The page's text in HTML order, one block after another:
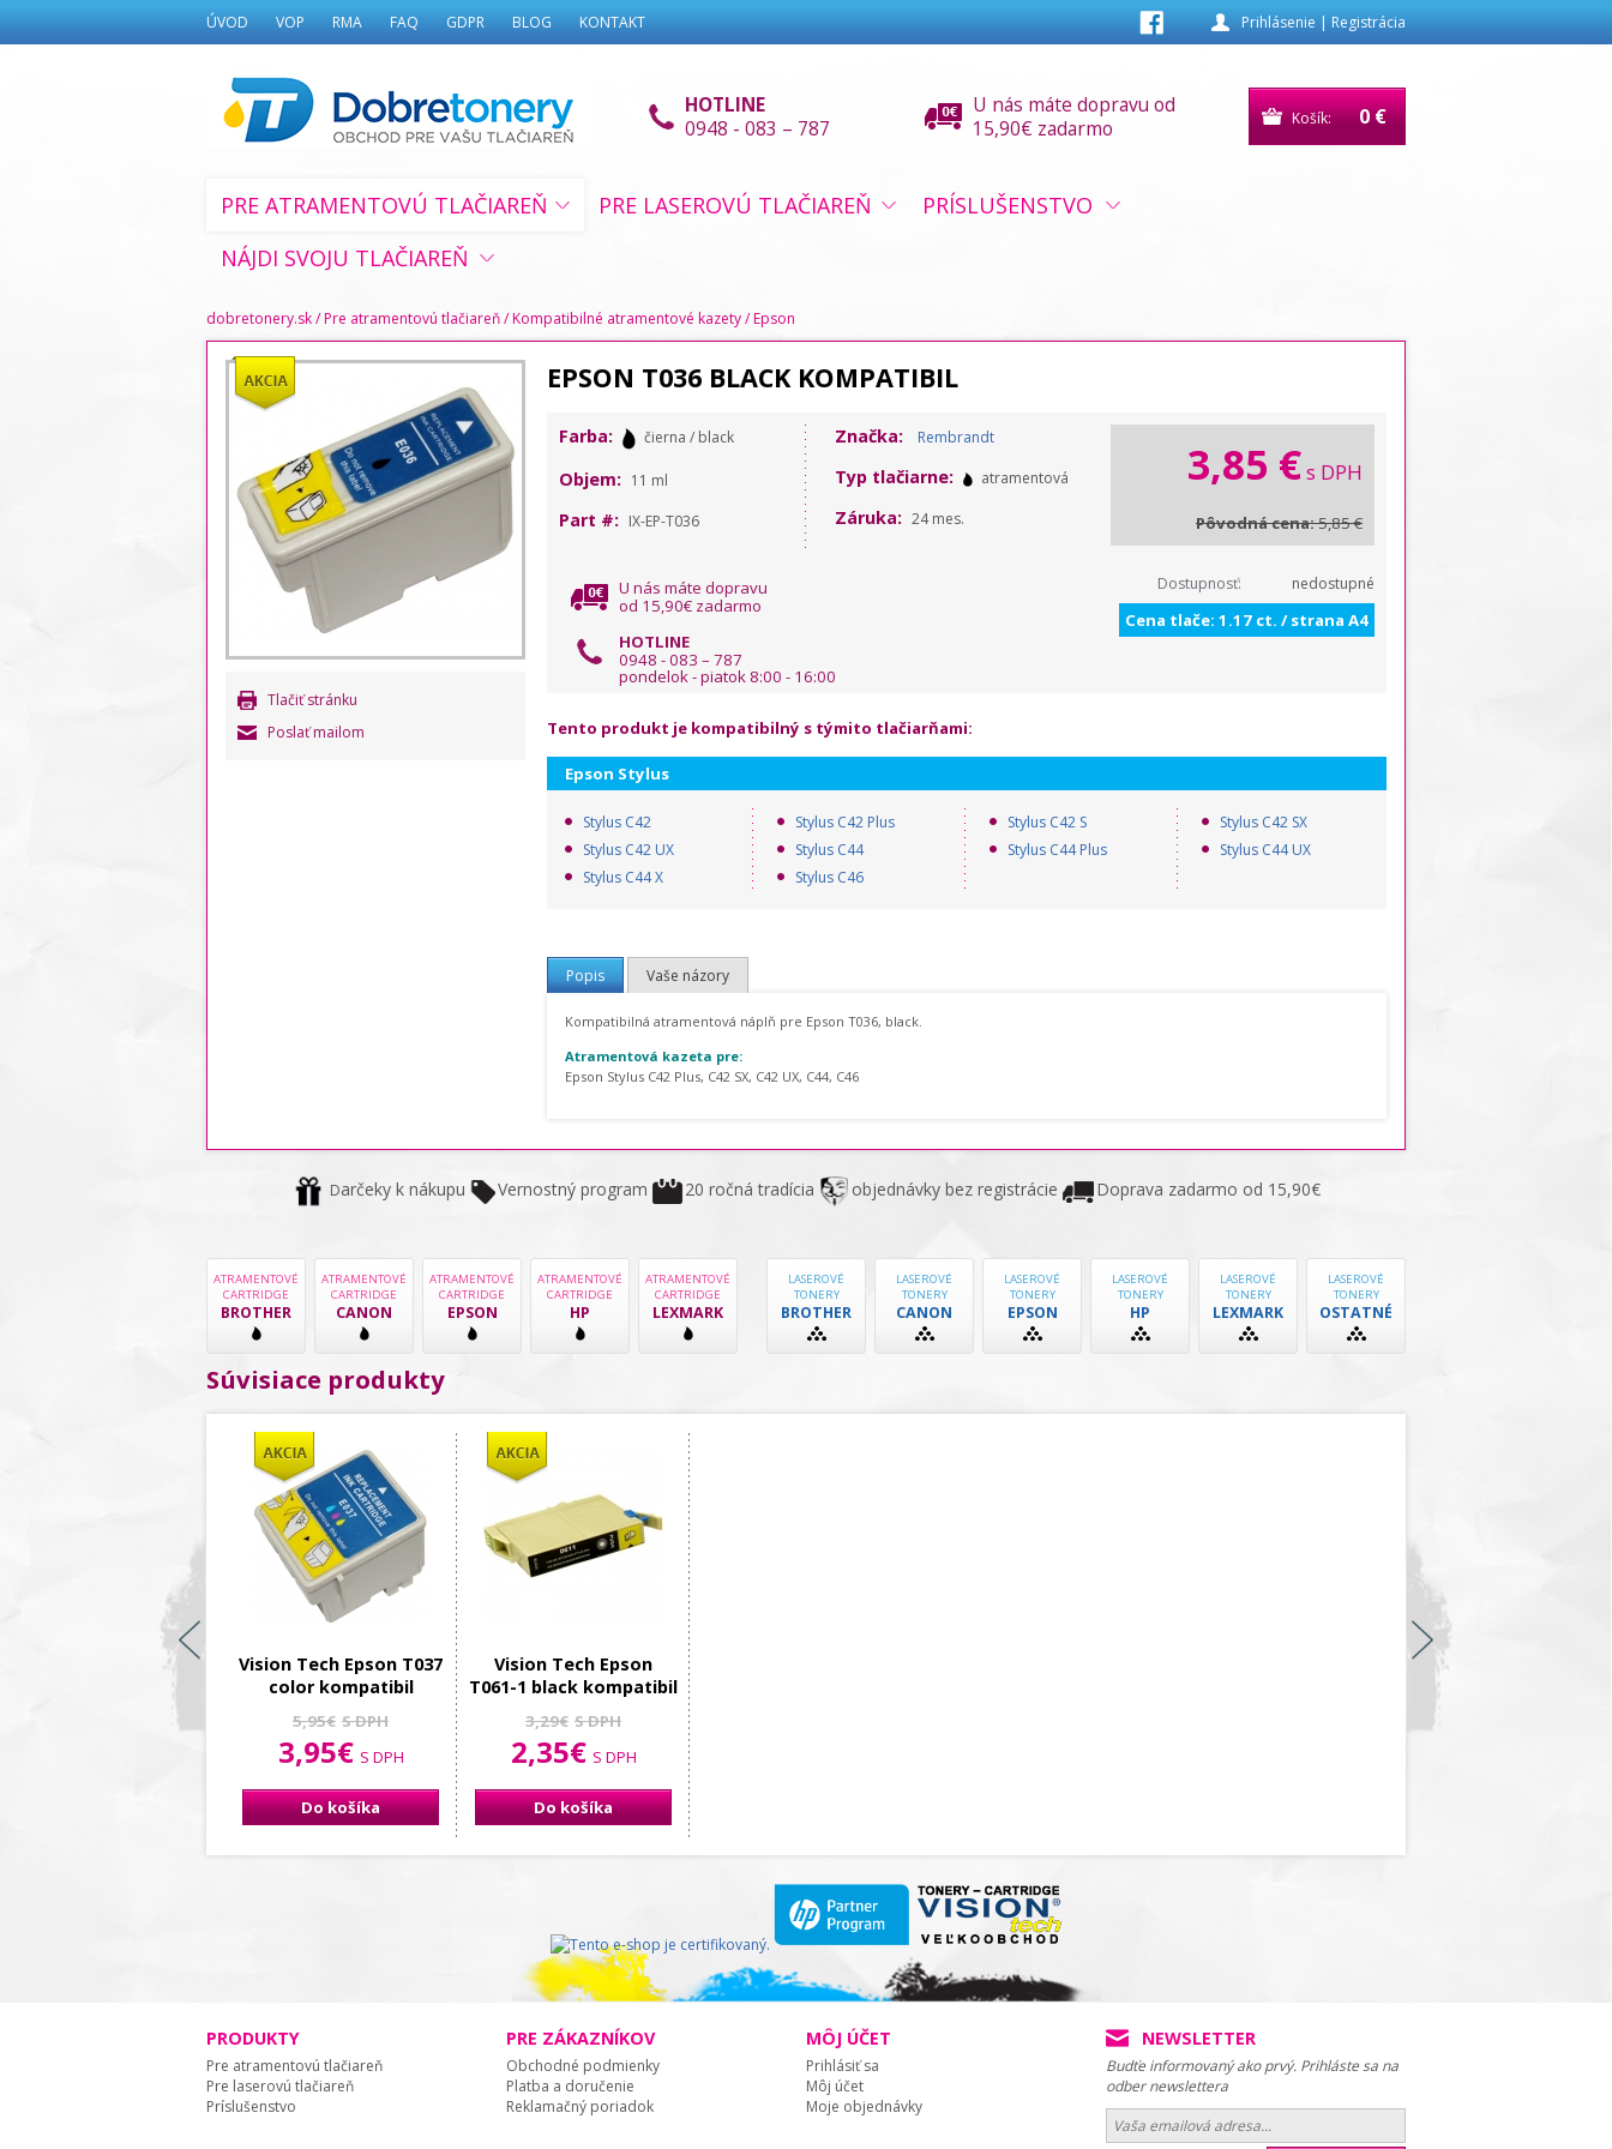
Prihlásenie | Registrácia
ÚVOD VOP RMA FAQ GDPR BLOG KONTAKT
Košík: 0 €
U nás máte dopravu od
15,90€ zadarmo
HOTLINE
0948 - 083 – 787
PRE ATRAMENTOVÚ TLAČIAREŇ PRE LASEROVÚ TLAČIAREŇ
PRÍSLUŠENSTVO
NÁJDI SVOJU TLAČIAREŇ
dobretonery.sk/Pre atramentovú tlačiareň/Kompatibilné atramentové kazety/Epson
Tlačiť stránku
Poslať mailom
EPSON T036 BLACK KOMPATIBIL
Farba: čierna / black
Objem: 11 ml
Part #: IX-EP-T036
Značka: Rembrandt
Typ tlačiarne: atramentová
Záruka: 24 mes.
3,85 €s DPH
Pôvodná cena:5,85 €
U nás máte dopravu
od 15,90€ zadarmo
HOTLINE
0948 - 083 – 787
pondelok - piatok 8:00 - 16:00
Dostupnosť: nedostupné
Cena tlače: 1.17 ct. / strana A4
Tento produkt je kompatibilný s týmito tlačiarňami:
Epson Stylus
Stylus C42 Stylus C42 Plus Stylus C42 S
Stylus C42 SX
Stylus C42 UX
Stylus C44 Stylus C44 Plus
Stylus C44 UX
Stylus C44 X
Stylus C46
Popis Vaše názory
Kompatibilná atramentová náplň pre Epson T036, black.
Atramentová kazeta pre:
Epson Stylus C42 Plus, C42 SX, C42 UX, C44, C46
Darčeky k nákupu Vernostný program 20 ročná tradícia objednávky bez registrácie Doprava zadarmo od 15,90€
ATRAMENTOVÉ
CARTRIDGE
BROTHER
ATRAMENTOVÉ
CARTRIDGE
CANON
ATRAMENTOVÉ
CARTRIDGE
EPSON
ATRAMENTOVÉ
CARTRIDGE
HP
ATRAMENTOVÉ
CARTRIDGE
LEXMARK
LASEROVÉ
TONERY
BROTHER
LASEROVÉ
TONERY
CANON
LASEROVÉ
TONERY
EPSON
LASEROVÉ
TONERY
HP
LASEROVÉ
TONERY
LEXMARK
LASEROVÉ
TONERY
OSTATNÉ
Súvisiace produkty
Vision Tech Epson T037
color kompatibil
5,95€ S DPH
3,95€ S DPH
Do košíka
Vision Tech Epson
T061-1 black kompatibil
3,29€ S DPH
2,35€ S DPH
Do košíka
PRODUKTY
Pre atramentovú tlačiareň
Pre laserovú tlačiareň
Príslušenstvo
PRE ZÁKAZNÍKOV
Obchodné podmienky
Platba a doručenie
Reklamačný poriadok
MÔJ ÚČET
Prihlásiť sa
Môj účet
Moje objednávky
NEWSLETTER
Budťe informovaný ako prvý. Prihláste sa na
odber newslettera